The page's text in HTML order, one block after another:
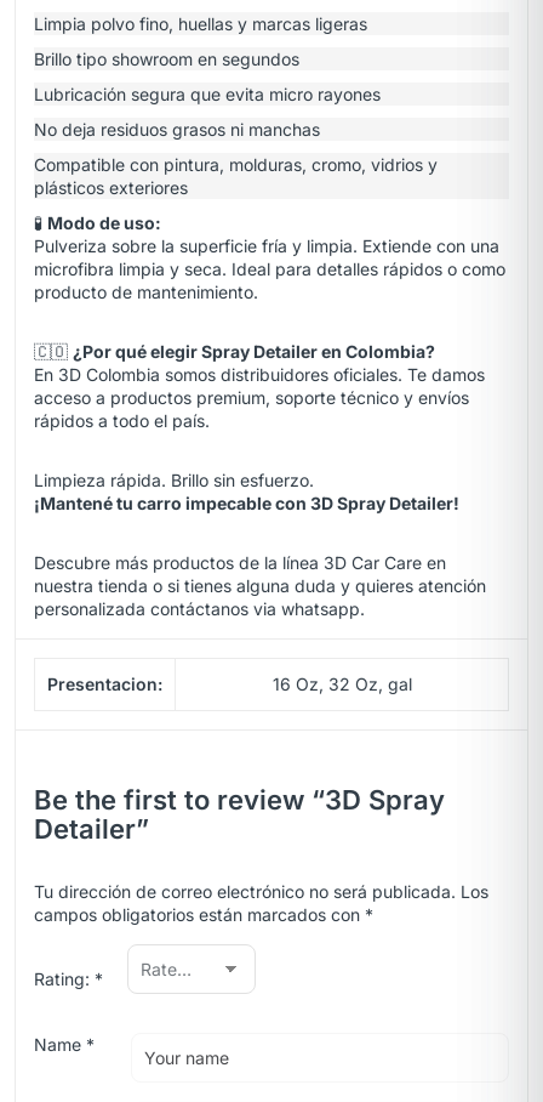
Limpia polvo fino, huellas y marcas ligeras
Brillo tipo showroom en segundos
Lubricación segura que evita micro rayones
No deja residuos grasos ni manchas
Compatible con pintura, molduras, cromo, vidrios y
plásticos exteriores
🧪 Modo de uso:
Pulveriza sobre la superficie fría y limpia. Extiende con una
microfibra limpia y seca. Ideal para detalles rápidos o como
producto de mantenimiento.
🇨🇴 ¿Por qué elegir Spray Detailer en Colombia?
En 3D Colombia somos distribuidores oficiales. Te damos
acceso a productos premium, soporte técnico y envíos
rápidos a todo el país.
Limpieza rápida. Brillo sin esfuerzo.
¡Mantené tu carro impecable con 3D Spray Detailer!
Descubre más productos de la línea 3D Car Care en
nuestra tienda o si tienes alguna duda y quieres atención
personalizada contáctanos via whatsapp.
Presentacion: 16 Oz, 32 Oz, gal
Be the first to review “3D Spray
Detailer”
Tu dirección de correo electrónico no será publicada. Los
campos obligatorios están marcados con *
Rating: *
Name *